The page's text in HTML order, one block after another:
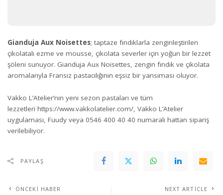
Gianduja Aux Noisettes; taptaze fındıklarla zenginleştirilen
çikolatalı ezme ve mousse, çikolata severler için yoğun bir lezzet
şöleni sunuyor. Gianduja Aux Noisettes, zengin fındık ve çikolata
aromalarıyla Fransız pastacılığının eşsiz bir yansıması oluyor.
Vakko L’Atelier’nin yeni sezon pastaları ve tüm
lezzetleri https://www.vakkolatelier.com/, Vakko L’Atelier
uygulaması, Fuudy veya 0546 400 40 40 numaralı hattan sipariş
verilebiliyor.
PAYLAŞ
ÖNCEKI HABER NEXT ARTICLE